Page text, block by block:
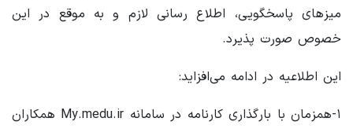
میزهای پاسخگویی، اطلاع رسانی لازم و به موقع در این
خصوص صورت پذیرد.
این اطلاعیه در ادامه می‌افزاید:
۱-همزمان با بارگذاری کارنامه در سامانه My.medu.ir همکاران